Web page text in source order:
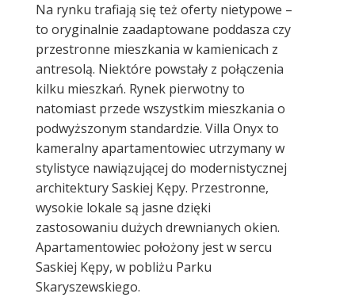
Na rynku trafiają się też oferty nietypowe –
to oryginalnie zaadaptowane poddasza czy
przestronne mieszkania w kamienicach z
antresolą. Niektóre powstały z połączenia
kilku mieszkań. Rynek pierwotny to
natomiast przede wszystkim mieszkania o
podwyższonym standardzie. Villa Onyx to
kameralny apartamentowiec utrzymany w
stylistyce nawiązującej do modernistycznej
architektury Saskiej Kępy. Przestronne,
wysokie lokale są jasne dzięki
zastosowaniu dużych drewnianych okien.
Apartamentowiec położony jest w sercu
Saskiej Kępy, w pobliżu Parku
Skaryszewskiego.